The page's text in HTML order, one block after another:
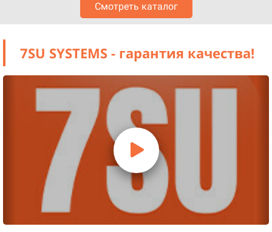
Смотреть каталог
7SU SYSTEMS - гарантия качества!